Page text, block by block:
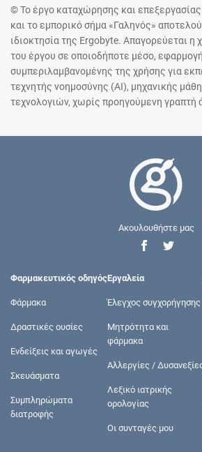
© Το έργο καταχώρησης και
και το εμπορικό σήμα «Γαληνός»
ιδιοκτησία της Ergobyte. Απαγορεύεται
του έργου σε οποιοδήποτε μέσο,
συμπεριλαμβανομένης της χρήσης για
τεχνητής νοημοσύνης (AI), μηχανικής
τεχνολογιών, χωρίς προηγούμενη γραπτή
Ακουλουθήστε μας
Φαρμακευτικός οδηγός
Φάρμακα
Δραστικές ουσίες
Ενδείξεις και αγωγές
Σκευάσματα
Συμπληρώματα
διατροφής
Εργαλεία
Έλεγχος συγχορήγησης
Μητρότητα και
φάρμακα
Αλλεργίες /
Λεξικό ιατρικής
ορολογίας
Οι συνταγές μου